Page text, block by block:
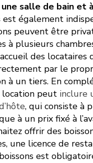
une salle de bain et
est également
peuvent être
à plusieurs
des
par le
à un tiers. En
location peut inclure
, qui consiste à
à un prix fixé à
offrir des
une licence de
est